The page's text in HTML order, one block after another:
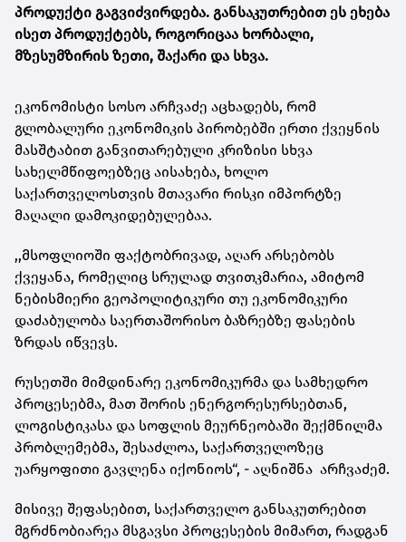
პროდუქტი გაგვიძვირდება. განსაკუთრებით ეს ეხება
ისეთ პროდუქტებს, როგორიცაა ხორბალი,
მზესუმზირის ზეთი, შაქარი და სხვა.
ეკონომისტი სოსო არჩვაძე აცხადებს, რომ
გლობალური ეკონომიკის პირობებში ერთი ქვეყნის
მასშტაბით განვითარებული კრიზისი სხვა
სახელმწიფოებზეც აისახება, ხოლო
საქართველოსთვის მთავარი რისკი იმპორტზე
მაღალი დამოკიდებულებაა.
,,მსოფლიოში ფაქტობრივად, აღარ არსებობს
ქვეყანა, რომელიც სრულად თვითკმარია, ამიტომ
ნებისმიერი გეოპოლიტიკური თუ ეკონომიკური
დაძაბულობა საერთაშორისო ბაზრებზე ფასების
ზრდას იწვევს.
რუსეთში მიმდინარე ეკონომიკურმა და სამხედრო
პროცესებმა, მათ შორის ენერგორესურსებთან,
ლოგისტიკასა და სოფლის მეურნეობაში შექმნილმა
პრობლემებმა, შესაძლოა, საქართველოზეც
უარყოფითი გავლენა იქონიოს“, - აღნიშნა არჩვაძემ.
მისივე შეფასებით, საქართველო განსაკუთრებით
მგრძნობიარეა მსგავსი პროცესების მიმართ, რადგან